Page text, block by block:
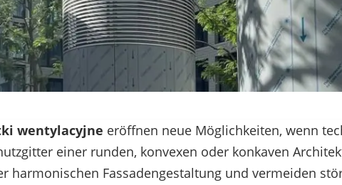
wentylacyjne eröffnen neue Möglichkeiten, wenn
einer runden, konvexen oder konkaven
Fassadengestaltung und vermeiden